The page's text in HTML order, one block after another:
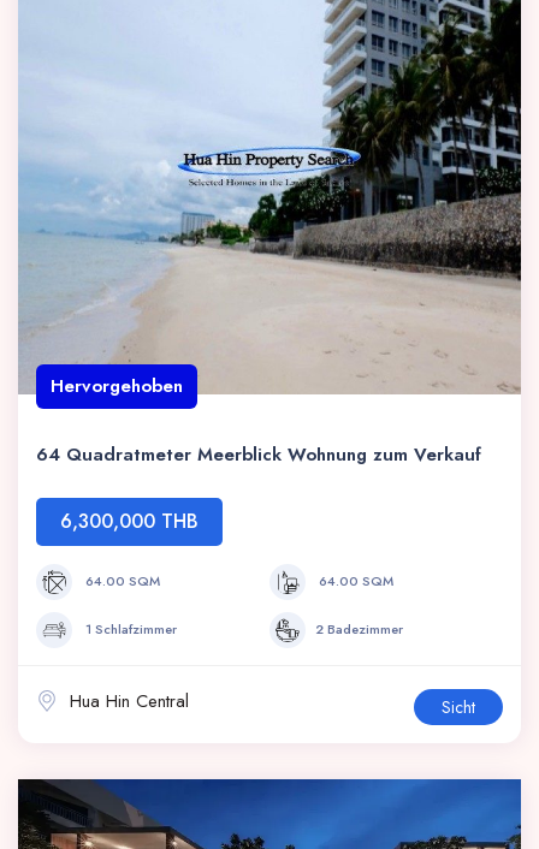
Hervorgehoben
64 Quadratmeter Meerblick Wohnung zum Verkauf
6,300,000 THB
64.00 SQM 64.00 SQM
1 Schlafzimmer 2 Badezimmer
Hua Hin Central Sicht